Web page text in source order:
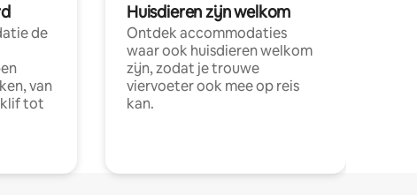
de
van
klif tot
Huisdieren zijn welkom
Ontdek accommodaties
waar ook huisdieren welkom
zijn, zodat je trouwe
viervoeter ook mee op reis
kan.